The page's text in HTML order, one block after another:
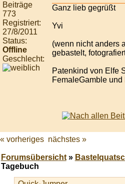
Beiträge
773
Registriert:
27/8/2011
Status:
Offline
Geschlecht:
Ganz lieb gegrüßt
Yvi
(wenn nicht anders
gebastelt,
Patenkind von Elfe
FemaleGamble und
« vorheriges nächstes »
Forumsübersicht»
Tagebuch